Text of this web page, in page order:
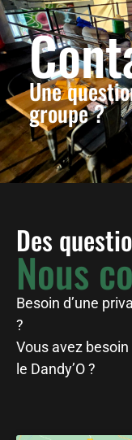
Une
groupe ?
Des
Nous
Besoin d’une
?
Vous avez
le Dandy’O ? ​